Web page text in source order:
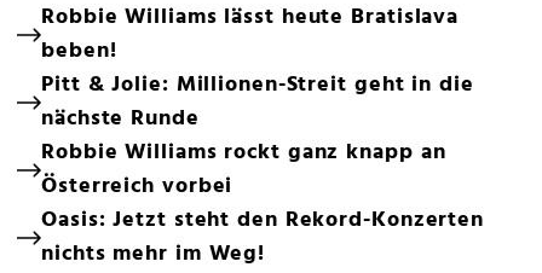
Robbie Williams lässt heute Bratislava
beben!
Pitt & Jolie: Millionen-Streit geht in die
nächste Runde
Robbie Williams rockt ganz knapp an
Österreich vorbei
Oasis: Jetzt steht den Rekord-Konzerten
nichts mehr im Weg!